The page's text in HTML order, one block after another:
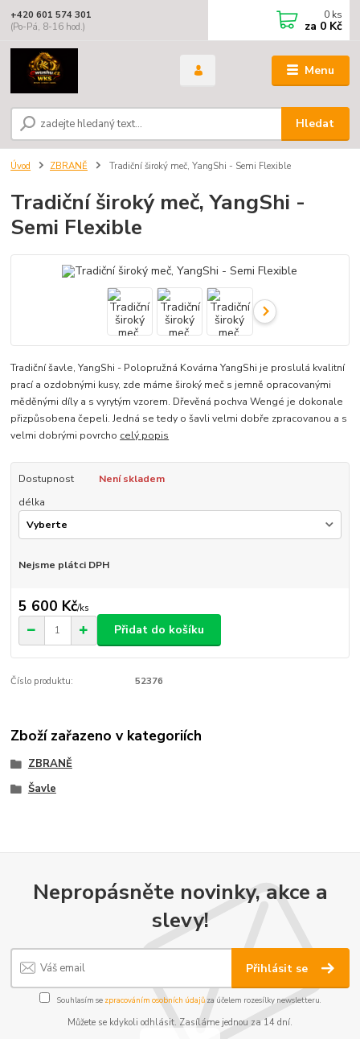
Menu
Hledat
+420 601 574 301
(Po-Pá, 8-16 hod.)
0 ks
za 0 Kč
Úvod ZBRANĚ Tradiční široký meč, YangShi - Semi Flexible
Tradiční široký meč, YangShi -
Semi Flexible
Tradiční šavle, YangShi - Polopružná Kovárna YangShi je proslulá kvalitní
prací a ozdobnými kusy, zde máme široký meč s jemně opracovanými
měděnými díly a s vyrytým vzorem. Dřevěná pochva Wengé je dokonale
přizpůsobena čepeli. Jedná se tedy o šavli velmi dobře zpracovanou a s
velmi dobrými povrcho celý popis
Dostupnost
Není skladem
délka
Nejsme plátci DPH
5 600 Kč/ks
Přidat do košíku
Číslo produktu: 52376
Zboží zařazeno v kategoriích
ZBRANĚ
Šavle
Nepropásněte novinky, akce a
slevy!
Přihlásit se
Souhlasím se zpracováním osobních údajůza účelem rozesílky newsletteru.
Můžete se kdykoli odhlásit. Zasíláme jednou za 14 dní.